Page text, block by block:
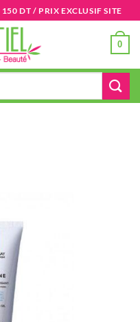
DT / PRIX EXCLUSIF SITE
0